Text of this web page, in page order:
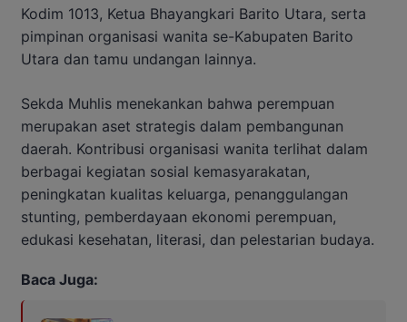
Kodim 1013, Ketua Bhayangkari Barito Utara, serta
pimpinan organisasi wanita se-Kabupaten Barito
Utara dan tamu undangan lainnya.
Sekda Muhlis menekankan bahwa perempuan
merupakan aset strategis dalam pembangunan
daerah. Kontribusi organisasi wanita terlihat dalam
berbagai kegiatan sosial kemasyarakatan,
peningkatan kualitas keluarga, penanggulangan
stunting, pemberdayaan ekonomi perempuan,
edukasi kesehatan, literasi, dan pelestarian budaya.
Baca Juga: